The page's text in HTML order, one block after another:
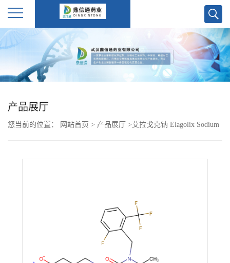
公
产品展厅
您当前的位置： 网站首页 > 产品展厅 >艾拉戈克钠 Elagolix Sodium